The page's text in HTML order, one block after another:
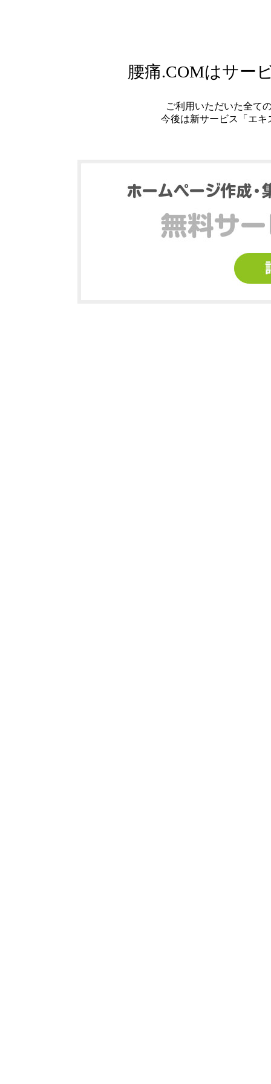
腰痛.COMはサー
ご利用いただいた全て
今後は新サービス「エ